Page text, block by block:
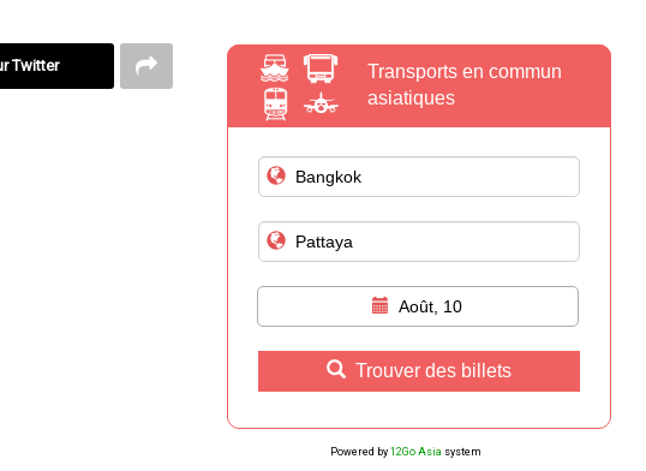
Twitter
Transports en commun
asiatiques
Août, 10
Trouver des billets
Powered by 12Go Asia system